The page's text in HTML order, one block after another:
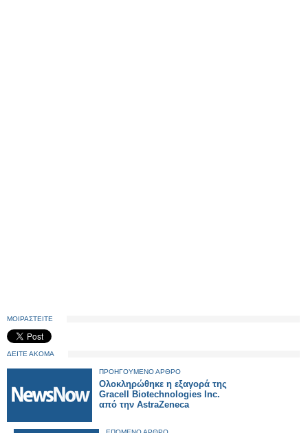
ΜΟΙΡΑΣΤΕΙΤΕ
ΔΕΙΤΕ ΑΚΟΜΑ
ΠΡΟΗΓΟΥΜΕΝΟ ΑΡΘΡΟ
Ολοκληρώθηκε η εξαγορά της
Gracell Biotechnologies Inc.
από την AstraZeneca